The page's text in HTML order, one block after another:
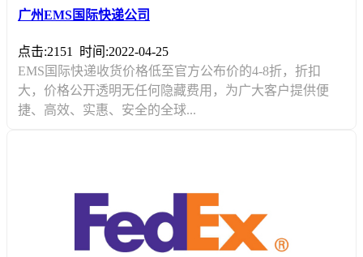
广州EMS国际快递公司
点击:2151
时间:2022-04-25
EMS国际快递收货价格低至官方公布价的4-8折，折扣
大，价格公开透明无任何隐藏费用，为广大客户提供便
捷、高效、实惠、安全的全球...